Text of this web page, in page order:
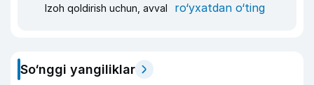
Izoh qoldirish uchun, avval ro‘yxatdan o‘ting
So‘nggi yangiliklar